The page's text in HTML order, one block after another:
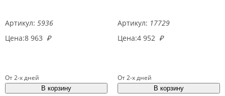
Артикул: 5936
Цена:8 963 ₽
От 2-х дней
Артикул: 17729
Цена:4 952 ₽
От 2-х дней